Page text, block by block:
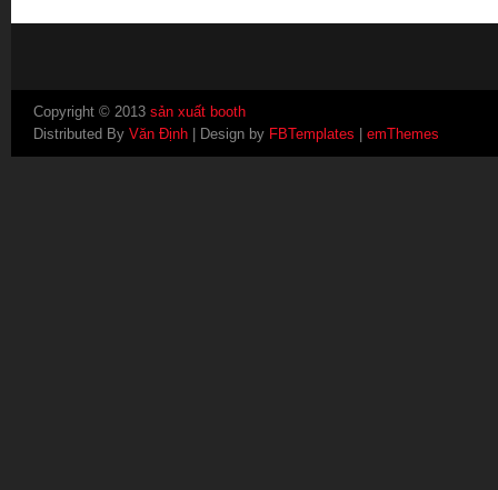
Copyright © 2013 sản xuất booth
Distributed By Văn Định | Design by FBTemplates emThemes